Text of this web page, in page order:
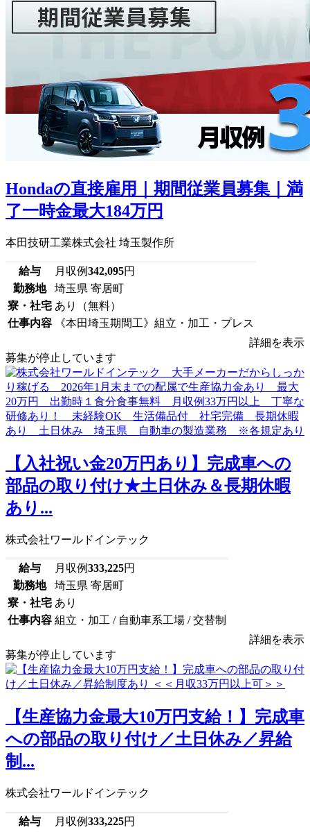
Hondaの直接雇用｜期間従業員募集｜満
了一時金最大184万円
本田技研工業株式会社 埼玉製作所
給与 月収例342,095円
勤務地
埼玉県 寄居町
寮・社宅 あり（無料）
仕事内容
《本田埼玉期間工》組立・加工・プレス
詳細を表示
募集が停止しています
【入社祝い金20万円あり】完成車への
部品の取り付け★土日休み＆長期休暇
あり...
株式会社ワールドインテック
給与 月収例333,225円
勤務地
埼玉県 寄居町
寮・社宅 あり
仕事内容 組立・加工 / 自動車系工場 / 交替制
詳細を表示
募集が停止しています
【生産協力金最大10万円支給！】完成車
への部品の取り付け／土日休み／昇給
制...
株式会社ワールドインテック
給与 月収例333,225円